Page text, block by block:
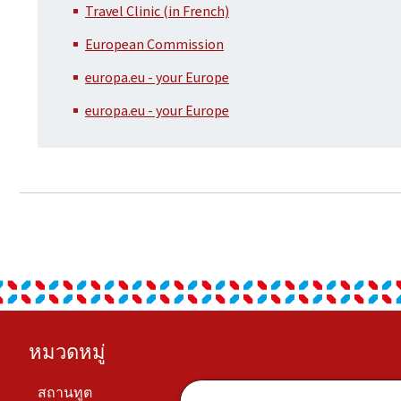
Travel Clinic (in French)
European Commission
europa.eu - your Europe
europa.eu - your Europe
Footer
หมวดหมู่
สถานทูต